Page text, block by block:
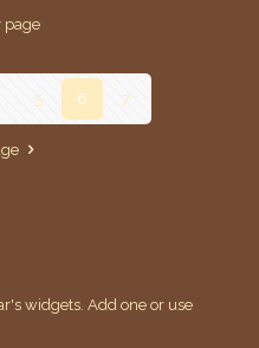
page
5 6 7
widgets. Add one or use